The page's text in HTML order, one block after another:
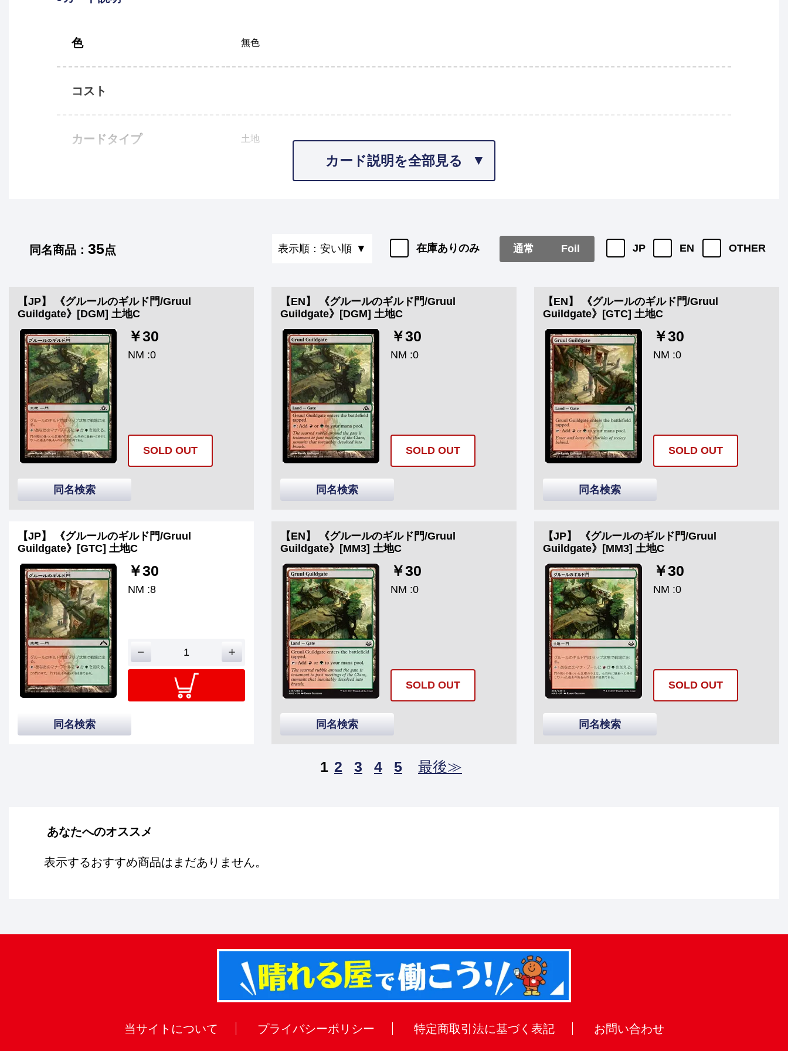
色 無色
コスト
カードタイプ 土地
カード説明を全部見る
同名商品： 35点 表示順：安い順 在庫ありのみ 通常 Foil JP EN OTHER
【JP】 《グルールのギルド門/Gruul
Guildgate》[DGM] 土地C
￥30
NM :0
SOLD OUT
同名検索
【EN】 《グルールのギルド門/Gruul
Guildgate》[DGM] 土地C
￥30
NM :0
SOLD OUT
同名検索
【EN】 《グルールのギルド門/Gruul
Guildgate》[GTC] 土地C
￥30
NM :0
SOLD OUT
同名検索
【JP】 《グルールのギルド門/Gruul
Guildgate》[GTC] 土地C
￥30
NM :8
同名検索
【EN】 《グルールのギルド門/Gruul
Guildgate》[MM3] 土地C
￥30
NM :0
SOLD OUT
同名検索
【JP】 《グルールのギルド門/Gruul
Guildgate》[MM3] 土地C
￥30
NM :0
SOLD OUT
同名検索
1 2 3 4 5 最後≫
あなたへのオススメ
表示するおすすめ商品はまだありません。
当サイトについて プライバシーポリシー 特定商取引法に基づく表記 お問い合わせ